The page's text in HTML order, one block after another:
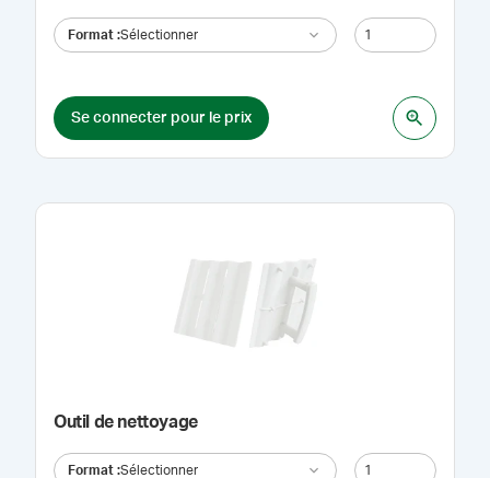
Format :Sélectionner
Se connecter pour le prix
Outil de nettoyage
Format :Sélectionner